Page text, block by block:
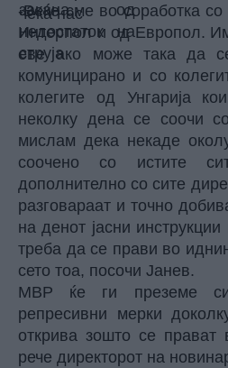
-Веќе сме во соработка
Интерпол и од Европол.
еве ако може така да
комуницирано и со
колегите од Унгарија
неколку дена се соочи
мислам дека некаде
соочено со истите
дополнително со сите
разговараат и точно
на денот јасни
треба да се прави во
сето тоа, посочи Јанев.
МВР ќе ги преземе
репресивни мерки
открива зошто се прават
рече директорот на